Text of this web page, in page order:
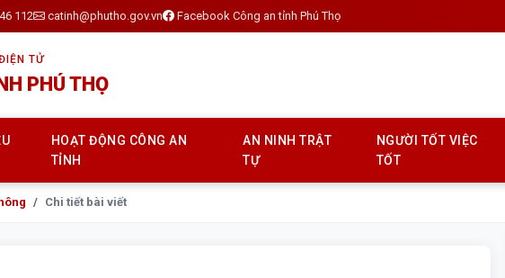
112 catinh@phutho.gov.vn Facebook Công an tỉnh Phú Thọ
TỬ
PHÚ THỌ
HOẠT ĐỘNG CÔNG AN
TỈNH
AN NINH TRẬT
TỰ
NGƯỜI TỐT VIỆC
TỐT
Chi tiết bài viết